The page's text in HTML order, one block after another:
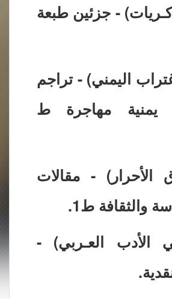
- جزئين طبعة
اليمني) - تراجم
مهاجرة ط
الأحرار) - مقالات
والثقافة ط1.
الأدب العـربي) -